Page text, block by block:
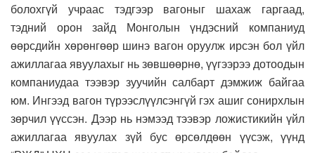
болохгүй учраас тэдгээр вагоныг шахаж гаргаад,
тэдний орон зайд Монголын үндэсний компаниуд
өөрсдийн хөрөнгөөр шинэ вагон оруулж ирсэн бол үйл
ажиллагаа явуулахыг нь зөвшөөрнө, үүгээрээ дотоодын
компаниудаа тээвэр зуучийн салбарт дэмжиж байгаа
юм. Ингээд вагон түрээслүүлсэнгүй гэх ашиг сонирхлын
зөрчил үүссэн. Дээр нь нэмээд тээвэр ложистикийн үйл
ажиллагаа явуулах зүй бус өрсөлдөөн үүсэж, үүнд